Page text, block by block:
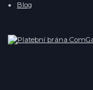
Blog